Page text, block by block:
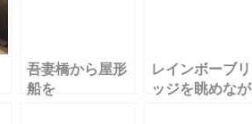
吾妻橋から屋形
船を
レインボーブリ
ッジを眺めなが